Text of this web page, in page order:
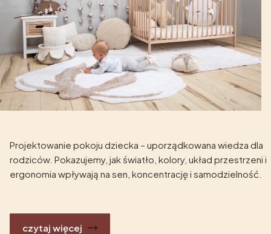
Projektowanie pokoju dziecka – uporządkowana wiedza dla
rodziców. Pokazujemy, jak światło, kolory, układ przestrzeni i
ergonomia wpływają na sen, koncentrację i samodzielność.
czytaj więcej